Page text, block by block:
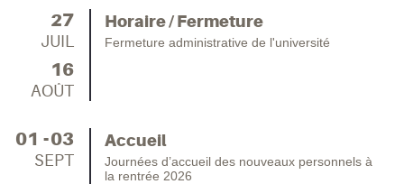
27
JUIL
16
AOÛT
Horaire / Fermeture
Fermeture administrative de l'université
01 03
SEPT
Accueil
Journées d’accueil des nouveaux personnels à
la rentrée 2026